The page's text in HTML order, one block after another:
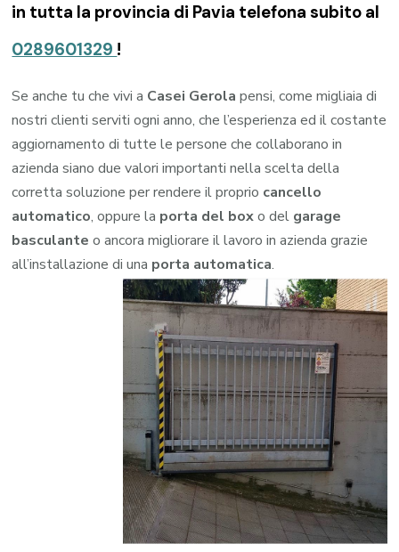
in tutta la provincia di Pavia telefona subito al
0289601329 !
Se anche tu che vivi a Casei Gerola pensi, come migliaia di
nostri clienti serviti ogni anno, che l’esperienza ed il costante
aggiornamento di tutte le persone che collaborano in
azienda siano due valori importanti nella scelta della
corretta soluzione per rendere il proprio cancello
automatico, oppure la porta del boxo del garage
basculante o ancora migliorare il lavoro in azienda grazie
all’installazione di una porta automatica.